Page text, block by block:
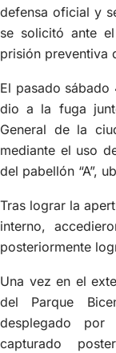
defensa oficial y
se solicitó ante
prisión preventiva
El pasado sábado
dio a la fuga
General de la
mediante el uso
del pabellón “A”,
Tras lograr la
interno,
posteriormente
Una vez en el
del Parque
desplegado
capturado